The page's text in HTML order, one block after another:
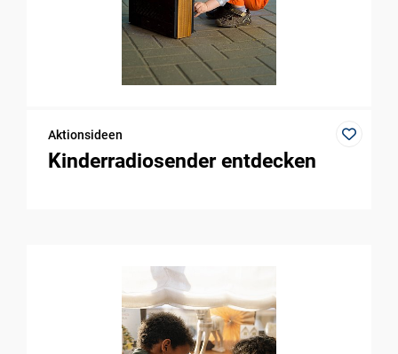
Aktionsideen
Kinderradiosender entdecken